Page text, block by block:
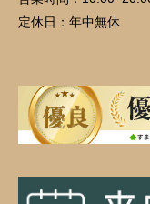
定休日： 年中無休